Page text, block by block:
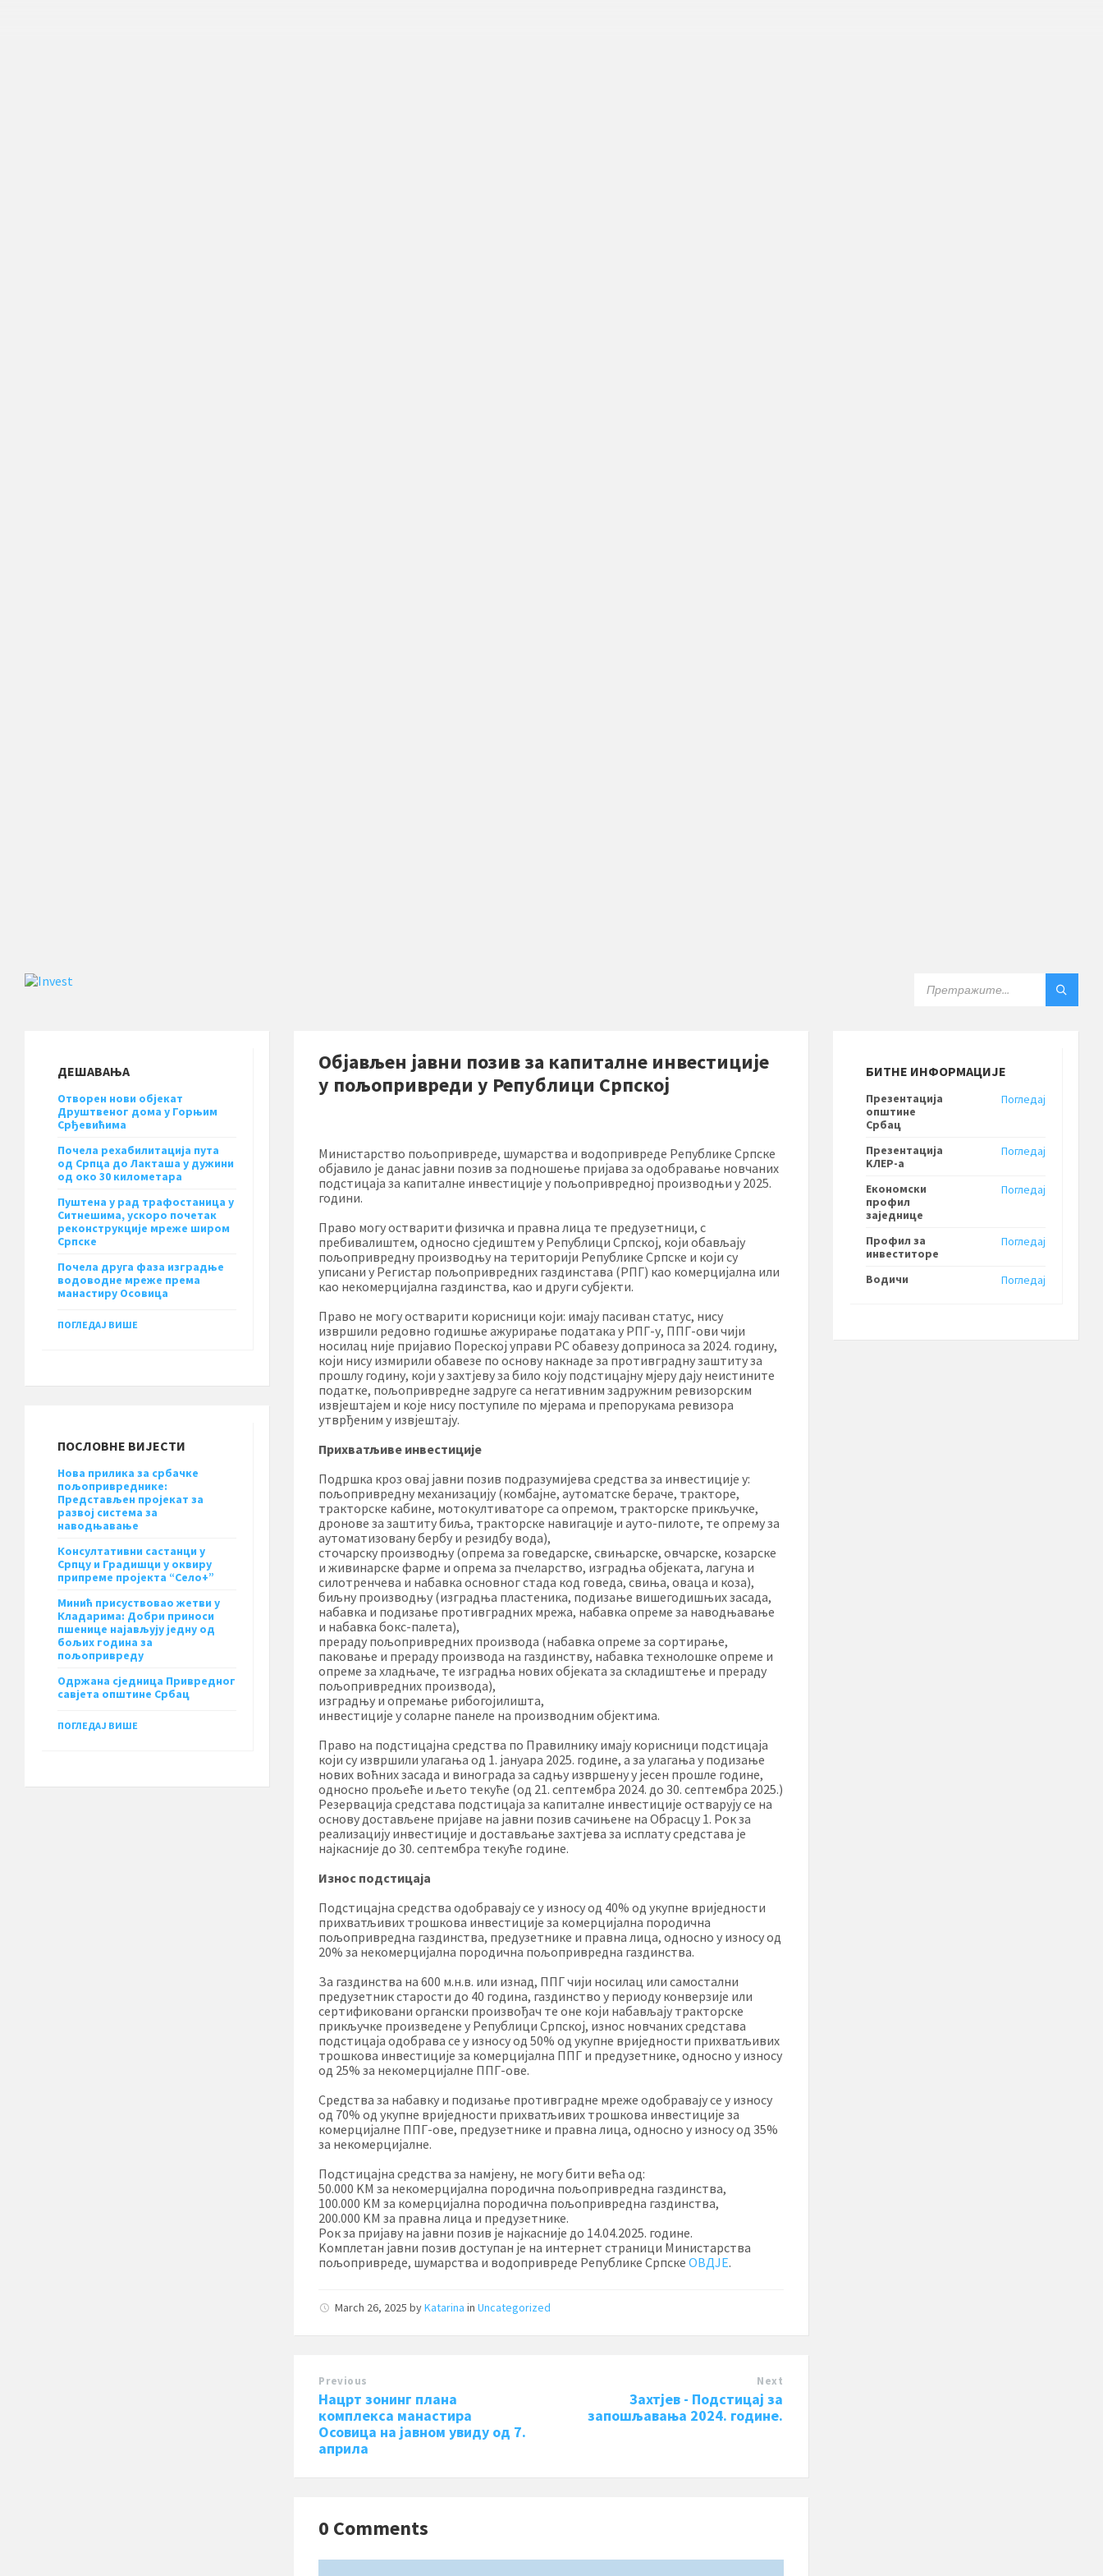
Објављен јавни позив за капиталне инвестиције
у пољопривреди у Републици Српској
Министарство пољопривреде, шумарства и водопривреде Републике Српске
објавило је данас јавни позив за подношење пријава за одобравање новчаних
подстицаја за капиталне инвестиције у пољопривредној производњи у 2025.
години.
Право могу остварити физичка и правна лица те предузетници, с
пребивалиштем, односно сједиштем у Републици Српској, који обављају
пољопривредну производњу на територији Републике Српске и који су
уписани у Регистар пољопривредних газдинстава (РПГ) као комерцијална или
као некомерцијална газдинства, као и други субјекти.
Право не могу остварити корисници који: имају пасиван статус, нису
извршили редовно годишње ажурирање података у РПГ-у, ППГ-ови чији
носилац није пријавио Пореској управи РС обавезу доприноса за 2024. годину,
који нису измирили обавезе по основу накнаде за противградну заштиту за
прошлу годину, који у захтјеву за било коју подстицајну мјеру дају неистините
податке, пољопривредне задруге са негативним задружним ревизорским
извјештајем и које нису поступиле по мјерама и препорукама ревизора
утврђеним у извјештају.
Прихватљиве инвестиције
Подршка кроз овај јавни позив подразумијева средства за инвестиције у:
пољопривредну механизацију (комбајне, аутоматске бераче, тракторе,
тракторске кабине, мотокултиваторе са опремом, тракторске прикључке,
дронове за заштиту биља, тракторске навигације и ауто-пилоте, те опрему за
аутоматизовану бербу и резидбу вода),
сточарску производњу (опрема за говедарске, свињарске, овчарске, козарске
и живинарске фарме и опрема за пчеларство, изградња објеката, лагуна и
силотренчева и набавка основног стада код говеда, свиња, оваца и коза),
биљну производњу (изградња пластеника, подизање вишегодишњих засада,
набавка и подизање противградних мрежа, набавка опреме за наводњавање
и набавка бокс-палета),
прераду пољопривредних производа (набавка опреме за сортирање,
паковање и прераду производа на газдинству, набавка технолошке опреме и
опреме за хладњаче, те изградња нових објеката за складиштење и прераду
пољопривредних производа),
изградњу и опремање рибогојилишта,
инвестиције у соларне панеле на производним објектима.
Право на подстицајна средства по Правилнику имају корисници подстицаја
који су извршили улагања од 1. јануара 2025. године, а за улагања у подизање
нових воћних засада и винограда за садњу извршену у јесен прошле године,
односно прољеће и љето текуће (од 21. септембра 2024. до 30. септембра 2025.)
Резервација средстава подстицаја за капиталне инвестиције остварују се на
основу достављене пријаве на јавни позив сачињене на Обрасцу 1. Рок за
реализацију инвестиције и достављање захтјева за исплату средстава је
најкасније до 30. септембра текуће године.
Износ подстицаја
Подстицајна средства одобравају се у износу од 40% од укупне вриједности
прихватљивих трошкова инвестиције за комерцијална породична
пољопривредна газдинства, предузетнике и правна лица, односно у износу од
20% за некомерцијална породична пољопривредна газдинства.
За газдинства на 600 м.н.в. или изнад, ППГ чији носилац или самостални
предузетник старости до 40 година, газдинство у периоду конверзије или
сертификовани органски произвођач те оне који набављају тракторске
прикључке произведене у Републици Српској, износ новчаних средстава
подстицаја одобрава се у износу од 50% од укупне вриједности прихватљивих
трошкова инвестиције за комерцијална ППГ и предузетнике, односно у износу
од 25% за некомерцијалне ППГ-ове.
Средства за набавку и подизање противградне мреже одобравају се у износу
од 70% од укупне вриједности прихватљивих трошкова инвестиције за
комерцијалне ППГ-ове, предузетнике и правна лица, односно у износу од 35%
за некомерцијалне.
Подстицајна средства за намјену, не могу бити већа од:
50.000 KМ за некомерцијална породична пољопривредна газдинства,
100.000 KМ за комерцијална породична пољопривредна газдинства,
200.000 KМ за правна лица и предузетнике.
Рок за пријаву на јавни позив је најкасније до 14.04.2025. године.
Kомплетан јавни позив доступан је на интернет страници Министарства
пољопривреде, шумарства и водопривреде Републике СрпскеОВДЈЕ.
March 26, 2025byKatarina inUncategorized
Previous
Нацрт зонинг плана
комплекса манастира
Осовица на јавном увиду од 7.
априла
Next
Захтјев - Подстицај за
запошљавања 2024. године.
0 Comments
ДЕШАВАЊА
Отворен нови објекат
Друштвеног дома у Горњим
Срђевићима
Почела рехабилитација пута
од Српца до Лакташа у дужини
од око 30 километара
Пуштена у рад трафостаница у
Ситнешима, ускоро почетак
реконструкције мреже широм
Српске
Почела друга фаза изградње
водоводне мреже према
манастиру Осовица
ПОГЛЕДАЈ ВИШЕ
ПОСЛОВНЕ ВИЈЕСТИ
Нова прилика за србачке
пољопривреднике:
Представљен пројекат за
развој система за
наводњавање
Консултативни састанци у
Српцу и Градишци у оквиру
припреме пројекта “Село+”
Минић присуствовао жетви у
Кладарима: Добри приноси
пшенице најављују једну од
бољих година за
пољопривреду
Одржана сједница Привредног
савјета општине Србац
ПОГЛЕДАЈ ВИШЕ
БИТНЕ ИНФОРМАЦИЈЕ
Презентација
општине
Србац
Погледај
Презентација
KЛЕР-a
Погледај
Економски
профил
заједнице
Погледај
Профил за
инвеститоре
Погледај
Водичи Погледај